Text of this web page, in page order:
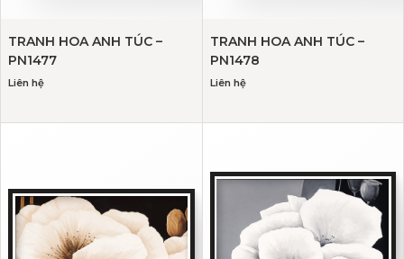
TRANH HOA ANH TÚC –
PN1477
Liên hệ
TRANH HOA ANH TÚC –
PN1478
Liên hệ